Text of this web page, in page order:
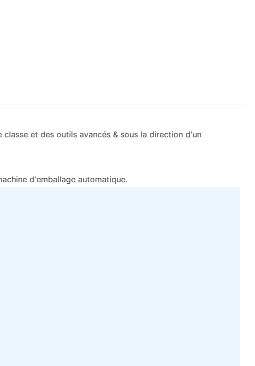
et des outils avancés & sous la direction d'un
d'emballage automatique.